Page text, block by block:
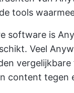
tools
software is
Veel
content tegen